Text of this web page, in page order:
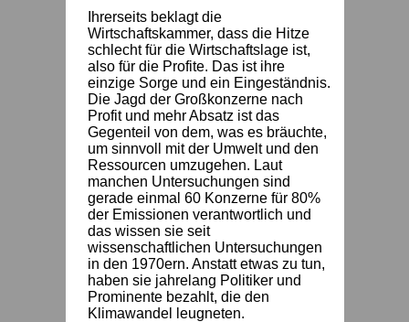
Ihrerseits beklagt die
Wirtschaftskammer, dass die Hitze
schlecht für die Wirtschaftslage ist,
also für die Profite. Das ist ihre
einzige Sorge und ein Eingeständnis.
Die Jagd der Großkonzerne nach
Profit und mehr Absatz ist das
Gegenteil von dem, was es bräuchte,
um sinnvoll mit der Umwelt und den
Ressourcen umzugehen. Laut
manchen Untersuchungen sind
gerade einmal 60 Konzerne für 80%
der Emissionen verantwortlich und
das wissen sie seit
wissenschaftlichen Untersuchungen
in den 1970ern. Anstatt etwas zu tun,
haben sie jahrelang Politiker und
Prominente bezahlt, die den
Klimawandel leugneten.